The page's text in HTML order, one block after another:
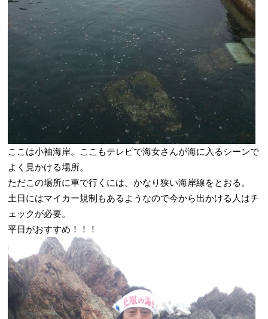
ここは小袖海岸。ここもテレビで海女さんが海に入るシーンで
よく見かける場所。
ただこの場所に車で行くには、かなり狭い海岸線をとおる。
土日にはマイカー規制もあるようなので今から出かける人はチ
ェックが必要。
平日がおすすめ！！！